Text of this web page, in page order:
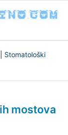
Stomatološki
mostova